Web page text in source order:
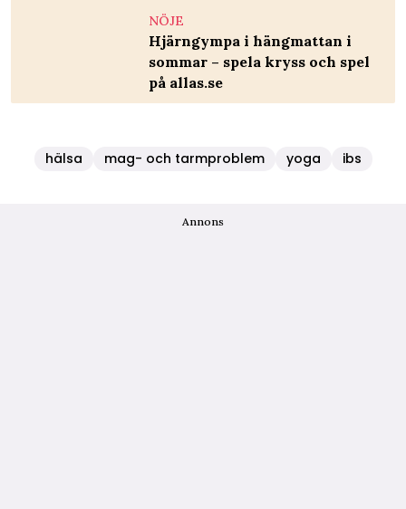
NÖJE
Hjärngympa i hängmattan i
sommar – spela kryss och spel
på allas.se
hälsa mag- och tarmproblem yoga ibs
Annons